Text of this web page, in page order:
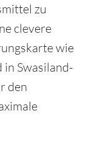
zu
clevere
wie
in Swasiland-
den